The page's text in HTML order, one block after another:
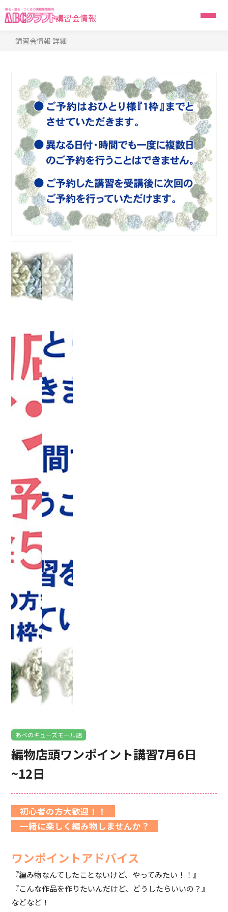
講習会情報
講習会情報 詳細
あべのキューズモール店
編物店頭ワンポイント講習7月6日
~12日
初心者の方大歓迎！！
一緒に楽しく編み物しませんか？
ワンポイントアドバイス
『編み物なんてしたことないけど、やってみたい！！』
『こんな作品を作りたいんだけど、どうしたらいいの？』
などなど！